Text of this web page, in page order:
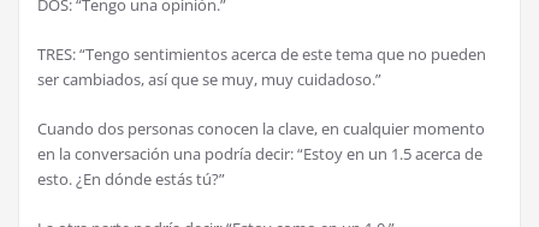
DOS: “Tengo una opinión.”
TRES: “Tengo sentimientos acerca de este tema que no pueden
ser cambiados, así que se muy, muy cuidadoso.”
Cuando dos personas conocen la clave, en cualquier momento
en la conversación una podría decir: “Estoy en un 1.5 acerca de
esto. ¿En dónde estás tú?”